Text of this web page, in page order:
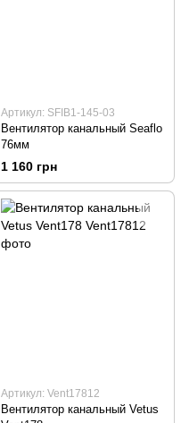
Артикул: SFIB1-145-03
Вентилятор канальный Seaflo
76мм
1 160 грн
Артикул: Vent17812
Вентилятор канальный Vetus